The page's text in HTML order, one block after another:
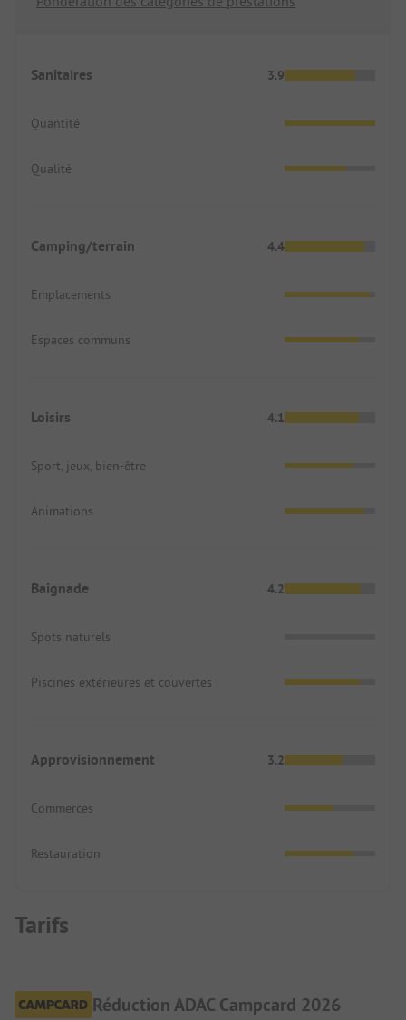
Sanitaires 3.9
Quantité
Qualité
Camping/terrain 4.4
Emplacements
Espaces communs
Loisirs 4.1
Sport, jeux, bien-être
Animations
Baignade 4.2
Spots naturels
Piscines extérieures et couvertes
Approvisionnement 3.2
Commerces
Restauration
Tarifs
Réduction ADAC Campcard 2026